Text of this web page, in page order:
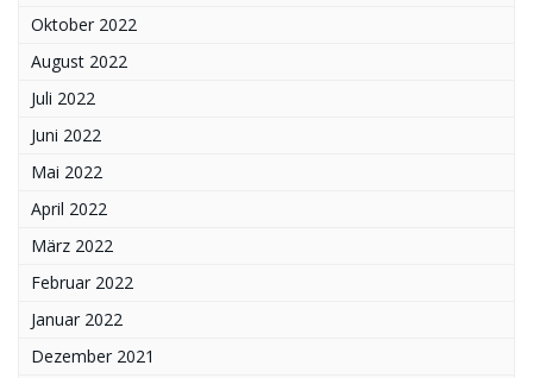
Oktober 2022
August 2022
Juli 2022
Juni 2022
Mai 2022
April 2022
März 2022
Februar 2022
Januar 2022
Dezember 2021